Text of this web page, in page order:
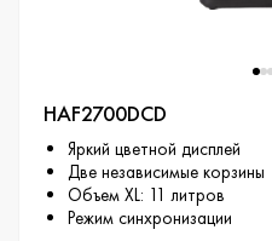
HAF2700DCD
Яркий цветной дисплей
Две независимые корзины
Объем XL: 11 литров
Режим синхронизации